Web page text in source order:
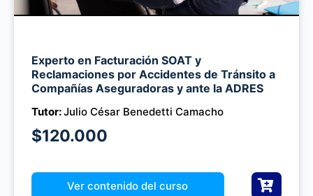
u
t
y
Experto en Facturación SOAT y
Reclamaciones por Accidentes de Tránsito a
Compañías Aseguradoras y ante la ADRES
Tutor:Julio César Benedetti Camacho
$120.000
Ver contenido del curso